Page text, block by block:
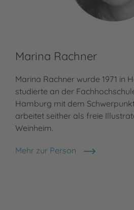
Marina Rachner
Marina Rachner wurde 1971 in
studierte an der
Hamburg mit dem
arbeitet seither als freie
Weinheim.
Mehr zur Person
Marina Rachner